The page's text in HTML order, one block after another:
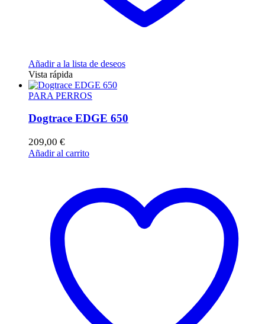
Añadir a la lista de deseos
Vista rápida
PARA PERROS
Dogtrace EDGE 650
209,00 €
Añadir al carrito